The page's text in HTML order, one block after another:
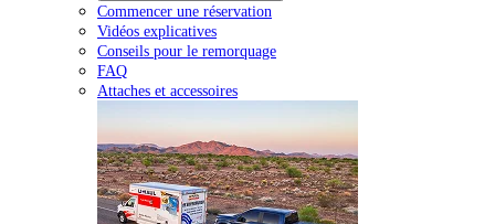
Commencer une réservation
Vidéos explicatives
Conseils pour le remorquage
FAQ
Attaches et accessoires